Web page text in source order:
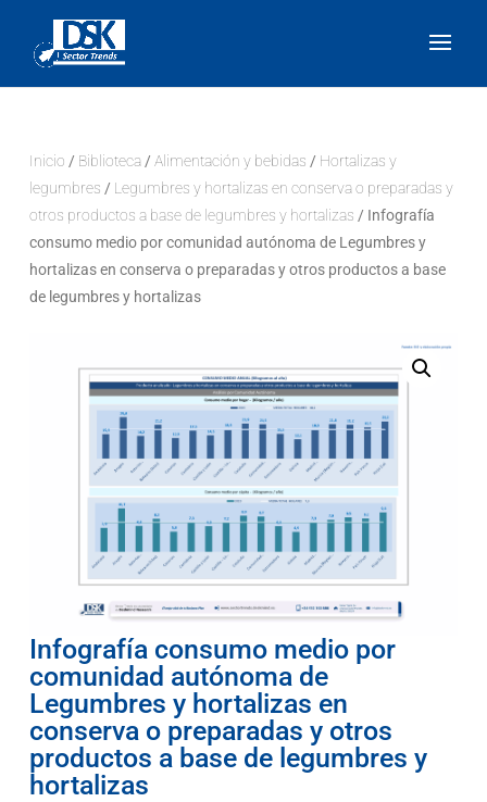
Inicio / Biblioteca/ Alimentación y bebidas / Hortalizas y
legumbres / Legumbres y hortalizas en conserva o preparadas y
otros productos a base de legumbres y hortalizas / Infografía
consumo medio por comunidad autónoma de Legumbres y
hortalizas en conserva o preparadas y otros productos a base
de legumbres y hortalizas
Infografía consumo medio por
comunidad autónoma de
Legumbres y hortalizas en
conserva o preparadas y otros
productos a base de legumbres y
hortalizas